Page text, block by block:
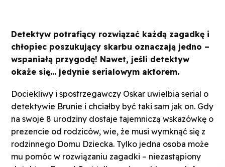
Detektyw potrafiący rozwiązać każdą zagadkę i
chłopiec poszukujący skarbu oznaczają jedno –
wspaniałą przygodę! Nawet, jeśli detektyw
okaże się… jedynie serialowym aktorem.
Dociekliwy i spostrzegawczy Oskar uwielbia serial o
detektywie Brunie i chciałby być taki sam jak on. Gdy
na swoje 8 urodziny dostaje tajemniczą wskazówkę o
prezencie od rodziców, wie, że musi wymknąć się z
rodzinnego Domu Dziecka. Tylko jedna osoba może
mu pomóc w rozwiązaniu zagadki – niezastąpiony